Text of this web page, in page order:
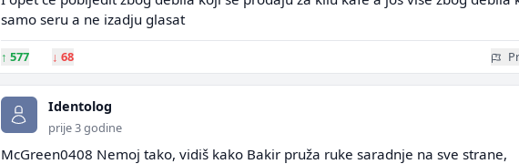
samo seru a ne izadju glasat
↑ 577 ↓ 68
Identolog
prije 3 godine
McGreen0408 Nemoj tako, vidiš kako Bakir pruža ruke saradnje na sve strane,